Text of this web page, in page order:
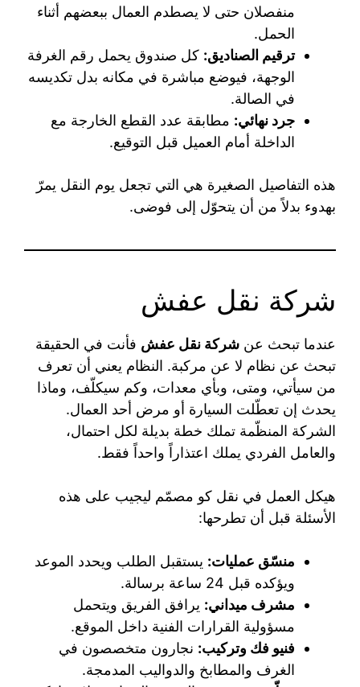
منفصلان حتى لا يصطدم العمال ببعضهم أثناء
الحمل.
ترقيم الصناديق: كل صندوق يحمل رقم الغرفة
الوجهة، فيوضع مباشرة في مكانه بدل تكديسه
في الصالة.
جرد نهائي: مطابقة عدد القطع الخارجة مع
الداخلة أمام العميل قبل التوقيع.
هذه التفاصيل الصغيرة هي التي تجعل يوم النقل يمرّ
بهدوء بدلاً من أن يتحوّل إلى فوضى.
شركة نقل عفش
عندما تبحث عن شركة نقل عفش فأنت في الحقيقة
تبحث عن نظام لا عن مركبة. النظام يعني أن تعرف
من سيأتي، ومتى، وبأي معدات، وكم سيكلّف، وماذا
يحدث إن تعطّلت السيارة أو مرض أحد العمال.
الشركة المنظّمة تملك خطة بديلة لكل احتمال،
والعامل الفردي يملك اعتذاراً واحداً فقط.
هيكل العمل في نقل كو مصمّم ليجيب على هذه
الأسئلة قبل أن تطرحها:
منسّق عمليات: يستقبل الطلب ويحدد الموعد
ويؤكده قبل 24 ساعة برسالة.
مشرف ميداني: يرافق الفريق ويتحمل
مسؤولية القرارات الفنية داخل الموقع.
فنيو فك وتركيب: نجارون متخصصون في
الغرف والمطابخ والدواليب المدمجة.